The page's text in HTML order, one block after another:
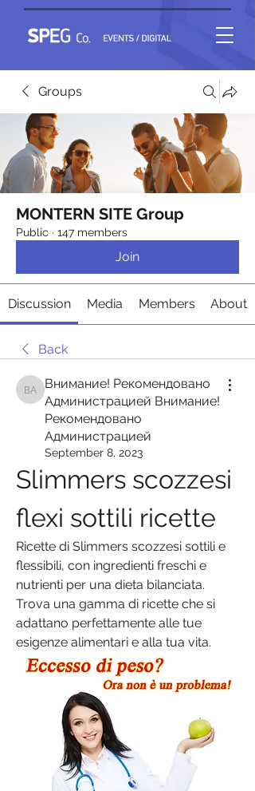
Groups
MONTERN SITE Group
Public · 147 members
Join
Discussion Media Members About
Back
Внимание! Рекомендовано Администрацией
Внимание! Рекомендовано
Администрацией Внимание!
Рекомендовано
Администрацией
September 8, 2023
Slimmers scozzesi
flexi sottili ricette
Ricette di Slimmers scozzesi sottili e
flessibili, con ingredienti freschi e
nutrienti per una dieta bilanciata.
Trova una gamma di ricette che si
adattano perfettamente alle tue
esigenze alimentari e alla tua vita.